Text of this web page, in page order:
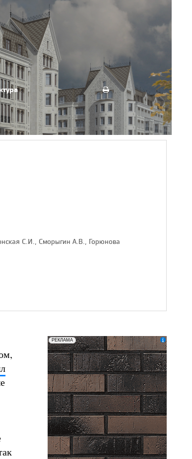
С.И., Сморыгин А.В., Горюнова
erid: LatgCAXLX
РЕКЛАМА
ООО «ТД БРАЕР»